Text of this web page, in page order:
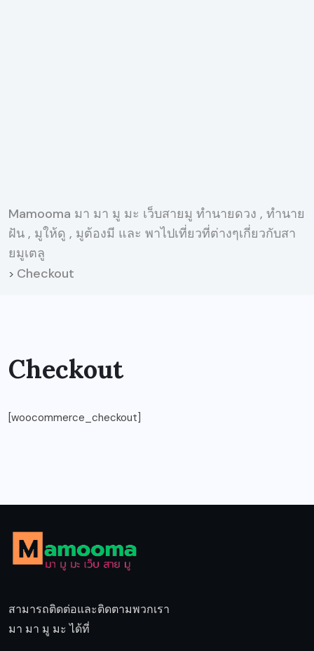
Mamooma มา มา มู มะ เว็บสายมู ทำนายดวง , ทำนาย
ฝัน , มูให้ดู , มูต้องมี และ พาไปเที่ยวที่ต่างๆเกี่ยวกับสา
ยมูเตลู
> Checkout
Checkout
[woocommerce_checkout]
สามารถติดต่อและติดตามพวกเรา
มา มา มู มะ ได้ที่